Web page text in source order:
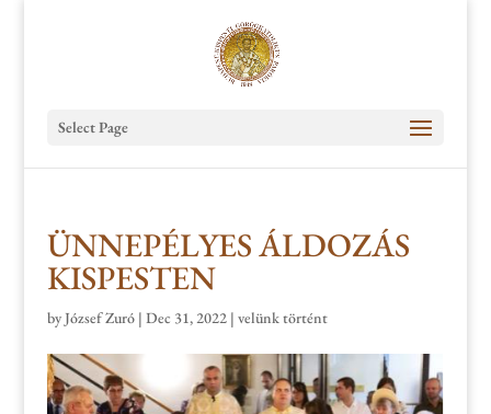
Select Page
ÜNNEPÉLYES ÁLDOZÁS
KISPESTEN
by József Zuró| Dec 31, 2022| velünk történt